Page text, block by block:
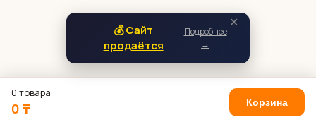
✕
💰 Сайт
продаётся
Подробнее
→
0 товара
0 ₸ Корзина